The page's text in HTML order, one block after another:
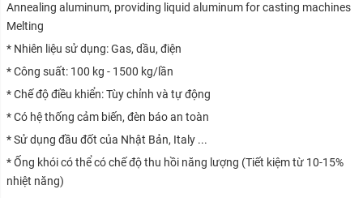
Annealing aluminum, providing liquid aluminum for casting machines
Melting
* Nhiên liệu sử dụng: Gas, dầu, điện
* Công suất: 100 kg - 1500 kg/lần
* Chế độ điều khiển: Tùy chỉnh và tự động
* Có hệ thống cảm biến, đèn báo an toàn
* Sử dụng đầu đốt của Nhật Bản, Italy ...
* Ống khói có thể có chế độ thu hồi năng lượng (Tiết kiệm từ 10-15%
nhiệt năng)